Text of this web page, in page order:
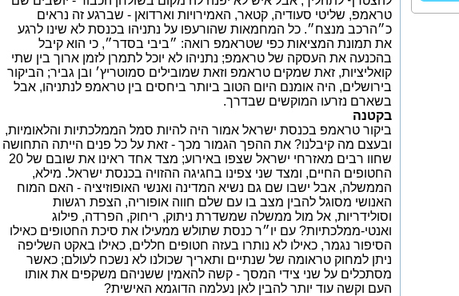
טראמפ, שליטי סעודיה, קטאר, האמירויות וארדואן - שברגע זה נראים
כ״הרכב מנצח״. כל המחמאות שהורעפו על נתניהו בכנסת לא שינו לרגע
את תמונת המציאות כפי שטראמפ רואה: ״ביבי בסדר״, כי הוא קיבל
בהכנעה את העסקה של טראמפ; נתניהו לא יוכל לתמרן לזמן ארוך בין שתי
קואליציות, זאת שמקים טראמפ וזאת שמובילים סמוטריץ׳ ובן גביר; הביקור
בירושלים, היה אומנם היום הטוב ביותר ביחסים בין טראמפ לנתניהו, אבל
בשארם נזרעו המוקשים שבדרך.
בקטנה
ביקור טראמפ בכנסת ישראל אמור היה להיות סמל הממלכתיות והלאומיות,
ובעצם מה קיבלנו? את ההפך הגמור מכך - זאת על כל פנים הייתה התחושה
שחוו רבים מאזרחי ישראל שצפו באירוע; מצד אחד ראינו את שובם של 20
החטופים החיים, ומצד שני צפינו בחגיגה ההזויה בכנסת ישראל. מילא,
הממשלה, אבל ישבו שם גם נשיא המדינה ואנשי האופוזיציה - האם המוח
האנושי מסוגל להבין מצב בו עם שלם חווה אופוריה, הצפת רגשות
וסולידריות, אל מול ממשלה שמשדרת ניתוק, ריחוק, הפרדה, פילוג
ואנטי-ממלכתיות? עם יו״ר כנסת שתולש ממעילו את סיכת החטופים כאילו
הסיפור נגמר, כאילו לא נותרו בעזה חטופים חללים, כאילו באקט השליפה
ניתן למחוק טראומה של שנתיים ותאריך שכולנו לא נשכח לעולם; כאשר
מסתכלים על שני צידי המסך - קשה להאמין ששניהם משקפים את אותו
העם וקשה עוד יותר להבין לאן נעלמה הדוגמא האישית?